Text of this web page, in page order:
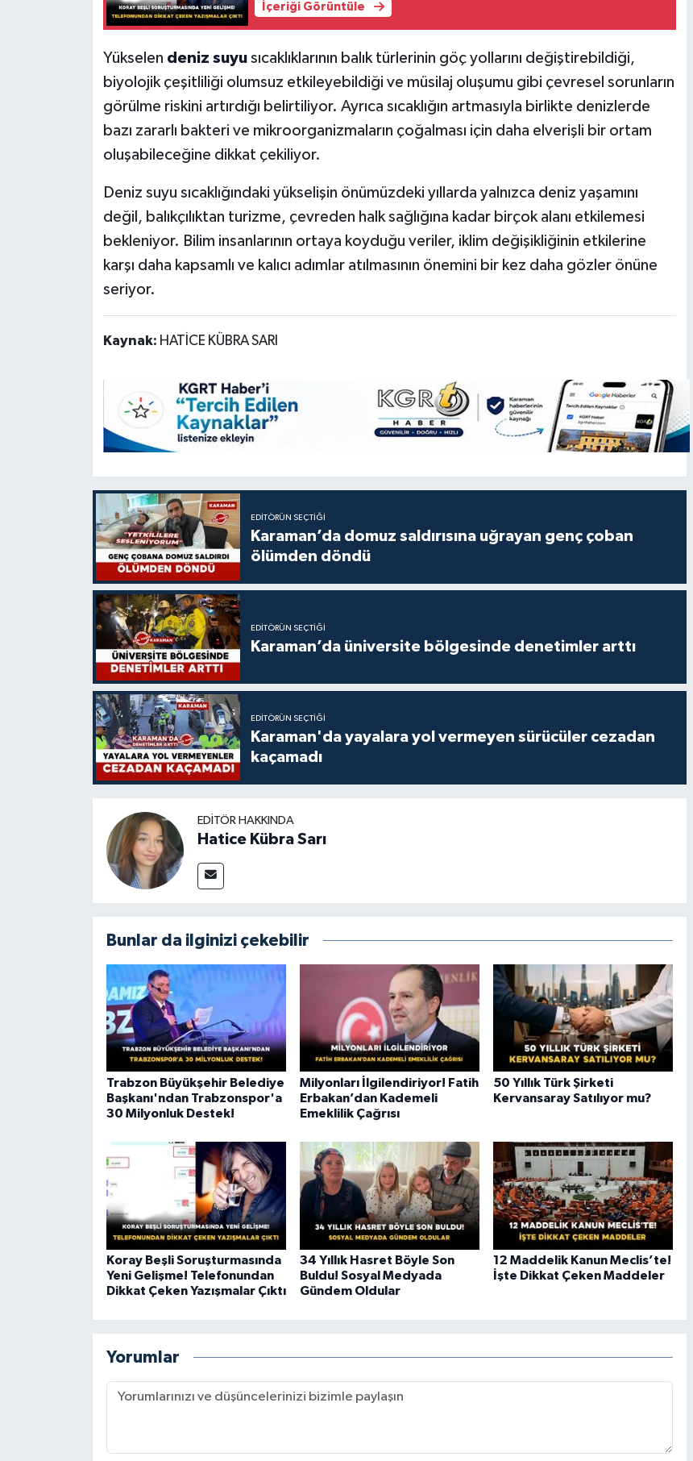
İçeriği Görüntüle
Yükselen deniz suyusıcaklıklarının balık türlerinin göç yollarını değiştirebildiği,
biyolojik çeşitliliği olumsuz etkileyebildiği ve müsilaj oluşumu gibi çevresel sorunların
görülme riskini artırdığı belirtiliyor. Ayrıca sıcaklığın artmasıyla birlikte denizlerde
bazı zararlı bakteri ve mikroorganizmaların çoğalması için daha elverişli bir ortam
oluşabileceğine dikkat çekiliyor.
Deniz suyu sıcaklığındaki yükselişin önümüzdeki yıllarda yalnızca deniz yaşamını
değil, balıkçılıktan turizme, çevreden halk sağlığına kadar birçok alanı etkilemesi
bekleniyor. Bilim insanlarının ortaya koyduğu veriler, iklim değişikliğinin etkilerine
karşı daha kapsamlı ve kalıcı adımlar atılmasının önemini bir kez daha gözler önüne
seriyor.
Kaynak: HATİCE KÜBRA SARI
EDITÖRÜN SEÇTIĞI
Karaman’da domuz saldırısına uğrayan genç çoban
ölümden döndü
EDITÖRÜN SEÇTIĞI
Karaman’da üniversite bölgesinde denetimler arttı
EDITÖRÜN SEÇTIĞI
Karaman'da yayalara yol vermeyen sürücüler cezadan
kaçamadı
EDITÖR HAKKINDA
Hatice Kübra Sarı
Bunlar da ilginizi çekebilir
Trabzon Büyükşehir Belediye
Başkanı'ndan Trabzonspor'a
30 Milyonluk Destek!
Milyonları İlgilendiriyor! Fatih
Erbakan’dan Kademeli
Emeklilik Çağrısı
50 Yıllık Türk Şirketi
Kervansaray Satılıyor mu?
Koray Beşli Soruşturmasında
Yeni Gelişme! Telefonundan
Dikkat Çeken Yazışmalar Çıktı
34 Yıllık Hasret Böyle Son
Buldu! Sosyal Medyada
Gündem Oldular
12 Maddelik Kanun Meclis’te!
İşte Dikkat Çeken Maddeler
Yorumlar